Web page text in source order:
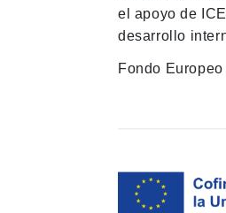
el apoyo de
desarrollo
Fondo